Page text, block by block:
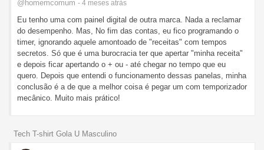
@homemcomum - 4 meses atrás
Eu tenho uma com painel digital de outra marca. Nada a reclamar
do desempenho. Mas, No fim das contas, eu fico programando o
timer, ignorando aquele amontoado de "receitas" com tempos
secretos. Só que é uma burocracia ter que apertar "minha receita"
e depois ficar apertando o + ou - até chegar no tempo que eu
quero. Depois que entendi o funcionamento dessas panelas, minha
conclusão é a de que a melhor coisa é pegar um com temporizador
mecânico. Muito mais prático!
Tech T-shirt Gola U Masculino